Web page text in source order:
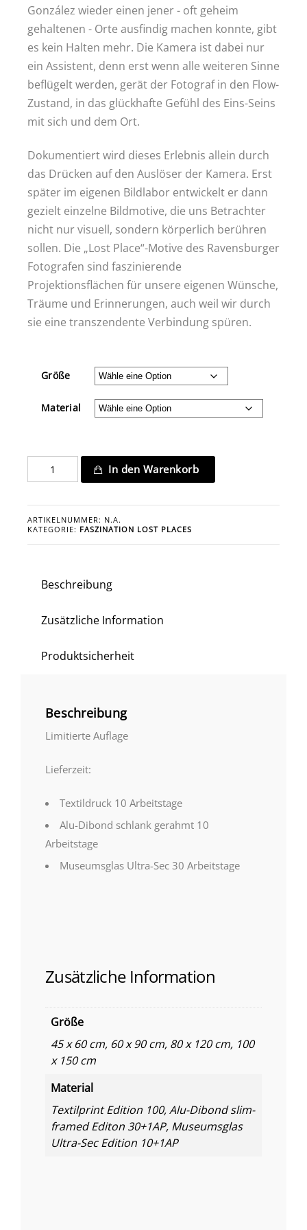
González wieder einen jener - oft geheim
gehaltenen - Orte ausfindig machen konnte, gibt
es kein Halten mehr. Die Kamera ist dabei nur
ein Assistent, denn erst wenn alle weiteren Sinne
beflügelt werden, gerät der Fotograf in den Flow-
Zustand, in das glückhafte Gefühl des Eins-Seins
mit sich und dem Ort.
Dokumentiert wird dieses Erlebnis allein durch
das Drücken auf den Auslöser der Kamera. Erst
später im eigenen Bildlabor entwickelt er dann
gezielt einzelne Bildmotive, die uns Betrachter
nicht nur visuell, sondern körperlich berühren
sollen. Die „Lost Place“-Motive des Ravensburger
Fotografen sind faszinierende
Projektionsflächen für unsere eigenen Wünsche,
Träume und Erinnerungen, auch weil wir durch
sie eine transzendente Verbindung spüren.
Größe
Material
CHÂTEAU
VIEUX
Menge
In den Warenkorb
ARTIKELNUMMER: N.A.
KATEGORIE: FASZINATION LOST PLACES
Beschreibung
Zusätzliche Information
Produktsicherheit
Beschreibung
Limitierte Auflage
Lieferzeit:
Textildruck 10 Arbeitstage
Alu-Dibond schlank gerahmt 10
Arbeitstage
Museumsglas Ultra-Sec 30 Arbeitstage
Zusätzliche Information
Größe
45 x 60 cm, 60 x 90 cm, 80 x 120 cm, 100
x 150 cm
Material
Textilprint Edition 100, Alu-Dibond slim-
framed Editon 30+1AP, Museumsglas
Ultra-Sec Edition 10+1AP